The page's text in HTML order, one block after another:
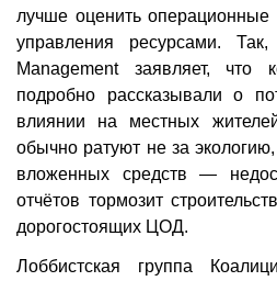
лучше оценить операционные
управления ресурсами.
Management заявляет, что
подробно рассказывали о
влиянии на местных
обычно ратуют не за
вложенных средств —
отчётов тормозит
дорогостоящих ЦОД.
Лоббистская группа